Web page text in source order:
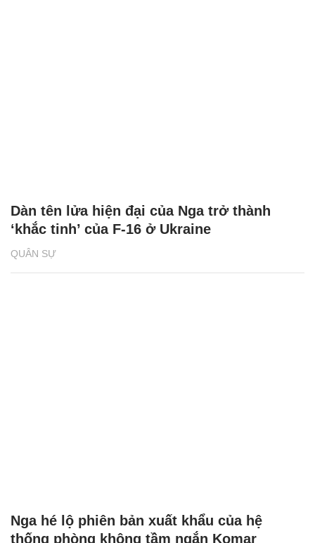
QUÂN SỰ
Dàn tên lửa hiện đại của Nga trở thành
‘khắc tinh’ của F-16 ở Ukraine
Nga hé lộ phiên bản xuất khẩu của hệ
thống phòng không tầm ngắn Komar